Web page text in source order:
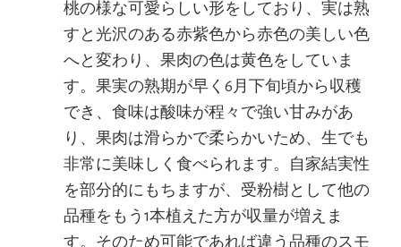
桃の様な可愛らしい形をしており、実は熟
すと光沢のある赤紫色から赤色の美しい色
へと変わり、果肉の色は黄色をしていま
す。果実の熟期が早く6月下旬頃から収穫
でき、食味は酸味が程々で強い甘みがあ
り、果肉は滑らかで柔らかいため、生でも
非常に美味しく食べられます。自家結実性
を部分的にもちますが、受粉樹として他の
品種をもう1本植えた方が収量が増えま
す。そのため可能であれば違う品種のスモ